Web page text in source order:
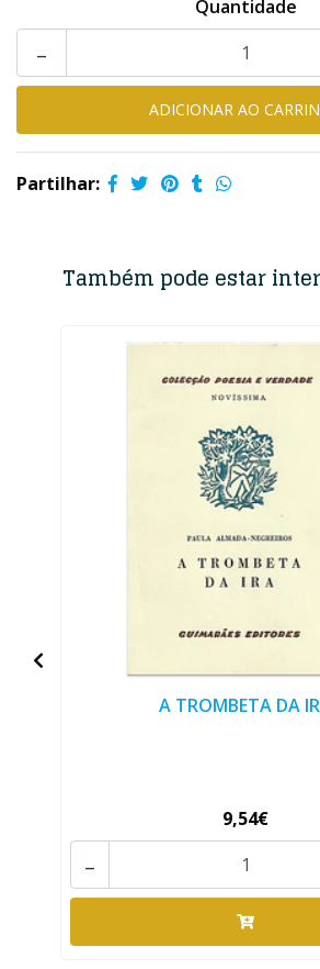
Quantidade
-
Partilhar:
Também pode estar
A TROMBETA DA
9,54€
-